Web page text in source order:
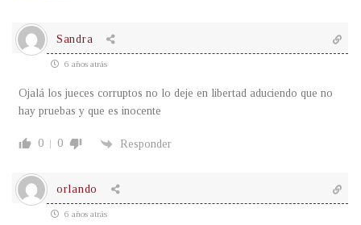
Sandra
6 años atrás
Ojalá los jueces corruptos no lo deje en libertad aduciendo que no
hay pruebas y que es inocente
0 0 Responder
orlando
6 años atrás